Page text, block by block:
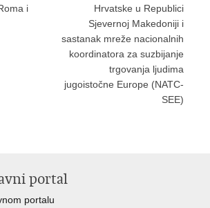
i
Hrvatske u Republici
Sjevernoj Makedoniji i
sastanak mreže nacionalnih
koordinatora za suzbijanje
trgovanja ljudima
jugoistočne Europe (NATC-
SEE)
portal
portalu